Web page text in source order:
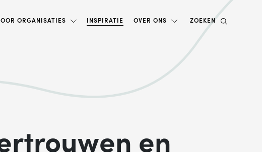
ORGANISATIES INSPIRATIE OVER ONS ZOEKEN
en